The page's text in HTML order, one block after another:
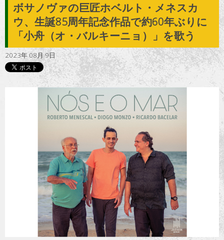
ホーム
ファション
エンターテイメント
グルメ
トラベル
サッカー
PEOPLE
ビジネス
コラム
ボサノヴァの巨匠ホベルト・メネスカ
ウ、生誕85周年記念作品で約60年ぶりに
「小舟（オ・バルキーニョ）」を歌う
2023年 08月 9日